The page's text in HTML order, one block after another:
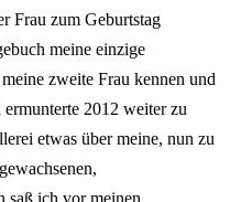
Frau zum Geburtstag
meine einzige
zweite Frau kennen und
2012 weiter zu
etwas über meine, nun zu
saß ich vor meinen